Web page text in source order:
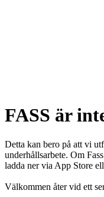
FASS är
Detta kan bero på att vi
underhållsarbete. Om
ladda ner via App Store
Välkommen åter vid ett